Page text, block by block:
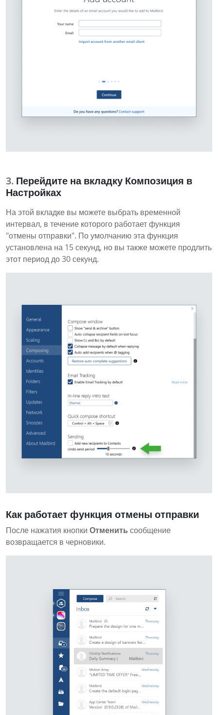
Перейдите на вкладку Композиция в
Настройках
На этой вкладке вы можете выбрать временной
интервал, в течение которого работает функция
"отмены отправки". По умолчанию эта функция
установлена на 15 секунд, но вы также можете продлить
этот период до 30 секунд.
Как работает функция отмены отправки
После нажатия кнопки Отменить сообщение
возвращается в черновики.